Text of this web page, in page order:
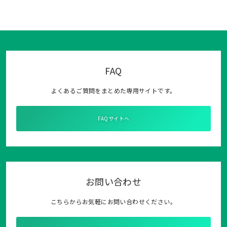
FAQ
よくあるご質問をまとめた専用サイトです。
FAQサイトへ
お問い合わせ
こちらからお気軽にお問い合わせください。